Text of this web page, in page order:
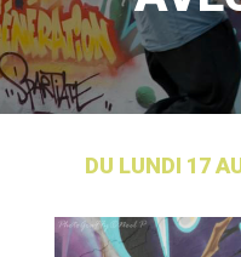
DU LUNDI 17